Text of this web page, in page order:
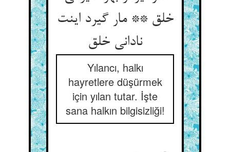
خلق ** مار گیرد اینت
نادانی خلق
Yılancı, halkı
hayretlere düşürmek
için yılan tutar. İşte
sana halkın bilgisizliği!